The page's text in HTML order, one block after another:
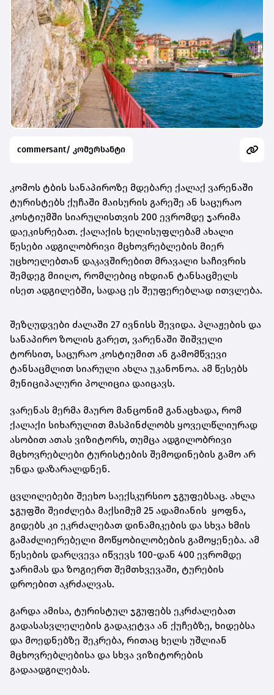
commersant/ კომერსანტი
კომოს ტბის სანაპიროზე მდებარე ქალაქ ვარენაში
ტურისტებს ქუჩაში მაისურის გარეშე ან საცურაო
კოსტიუმში სიარულისთვის 200 ევრომდე ჯარიმა
დაეკისრებათ. ქალაქის ხელისუფლებამ ახალი
წესები ადგილობრივი მცხოვრებლების მიერ
უცხოელებთან დაკავშირებით მრავალი საჩივრის
შემდეგ მიიღო, რომლებიც იხდიან ტანსაცმელს
ისეთ ადგილებში, სადაც ეს შეუფერებლად ითვლება.
შეზღუდვები ძალაში 27 ივნისს შევიდა. პლაჟების და
სანაპირო ზოლის გარეთ, ვარენაში შიშველი
ტორსით, საცურაო კოსტიუმით ან გამომწვევი
ტანსაცმლით სიარული ახლა უკანონოა. ამ წესებს
მუნიციპალური პოლიცია დაიცავს.
ვარენას მერმა მაურო მანცონიმ განაცხადა, რომ
ქალაქი სიხარულით მასპინძლობს ყოველწლიურად
ასობით ათას ვიზიტორს, თუმცა ადგილობრივი
მცხოვრებლები ტურისტების შემოდინების გამო არ
უნდა დაზარალდნენ.
ცვლილებები შეეხო საექსკურსიო ჯგუფებსაც. ახლა
ჯგუფში შეიძლება მაქსიმუმ 25 ადამიანის ყოფნა,
გიდებს კი ეკრძალებათ დინამიკების და სხვა ხმის
გამაძლიერებელი მოწყობილობების გამოყენება. ამ
წესების დარღვევა იწვევს 100-დან 400 ევრომდე
ჯარიმას და ზოგიერთ შემთხვევაში, ტურების
დროებით აკრძალვას.
გარდა ამისა, ტურისტულ ჯგუფებს ეკრძალებათ
გადასასვლელების გადაკეტვა ან ქუჩებზე, ხიდებსა
და მოედნებზე შეკრება, რითაც ხელს უშლიან
მცხოვრებლებისა და სხვა ვიზიტორების
გადაადგილებას.